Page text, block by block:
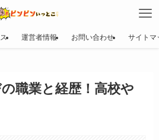
運営者情報 お問い合わせ サイトマ
職業と経歴！高校や